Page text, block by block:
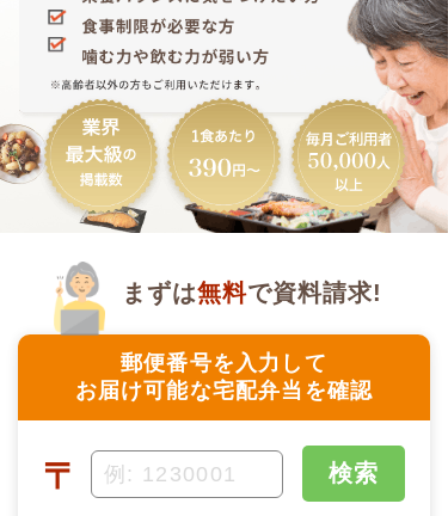
郵便番号を入力して
お届け可能な宅配弁当を確認
まずは無料で資料請求!
〒 検索